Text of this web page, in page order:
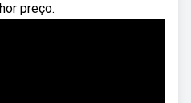
preço.